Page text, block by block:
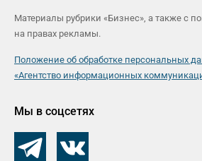
Материалы рубрики «Бизнес», а также с
на правах рекламы.
Положение об обработке персональных
«Агентство информационных
Мы в соцсетях